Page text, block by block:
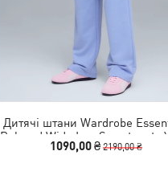
Дитячі штани Wardrobe
Relaxed Wide Leg Sweatpants
1090,00 ₴2190,00 ₴